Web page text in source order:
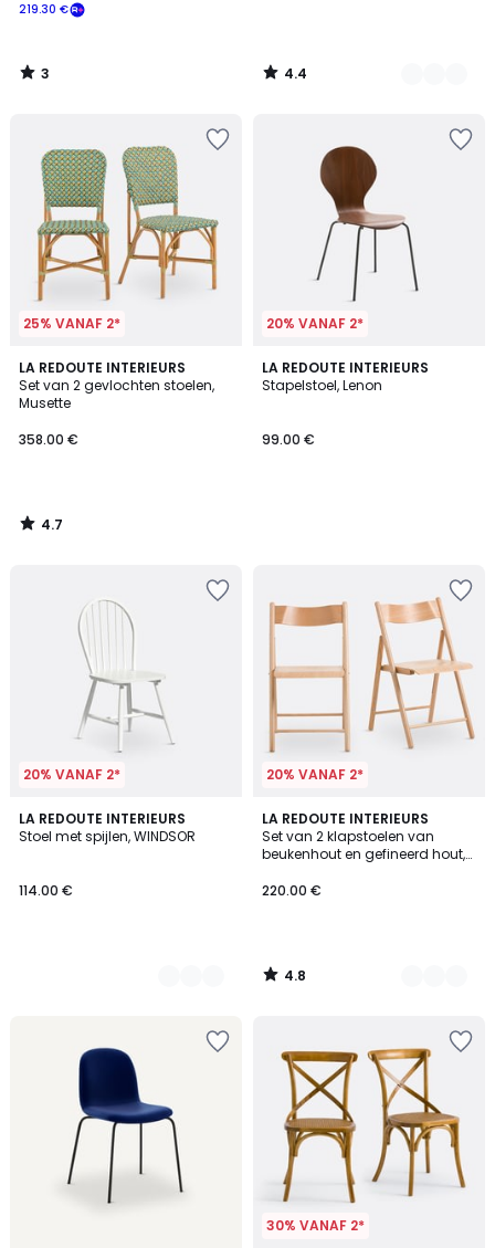
219.30 €
3
/
4.4
/
25% VANAF 2*
LA REDOUTE INTERIEURS
Set van 2 gevlochten stoelen,
Musette
358.00 €
4.7
/ 5
4.7
/
20% VANAF 2*
LA REDOUTE INTERIEURS
Stapelstoel, Lenon
99.00 €
20% VANAF 2*
LA REDOUTE INTERIEURS
Stoel met spijlen, WINDSOR
114.00 €
4
Kleuren
20% VANAF 2*
LA REDOUTE INTERIEURS
Set van 2 klapstoelen van
beukenhout en gefineerd hout,
220.00 €
4.8
/ 5
2
Kleuren
4.8
/
30% VANAF 2*